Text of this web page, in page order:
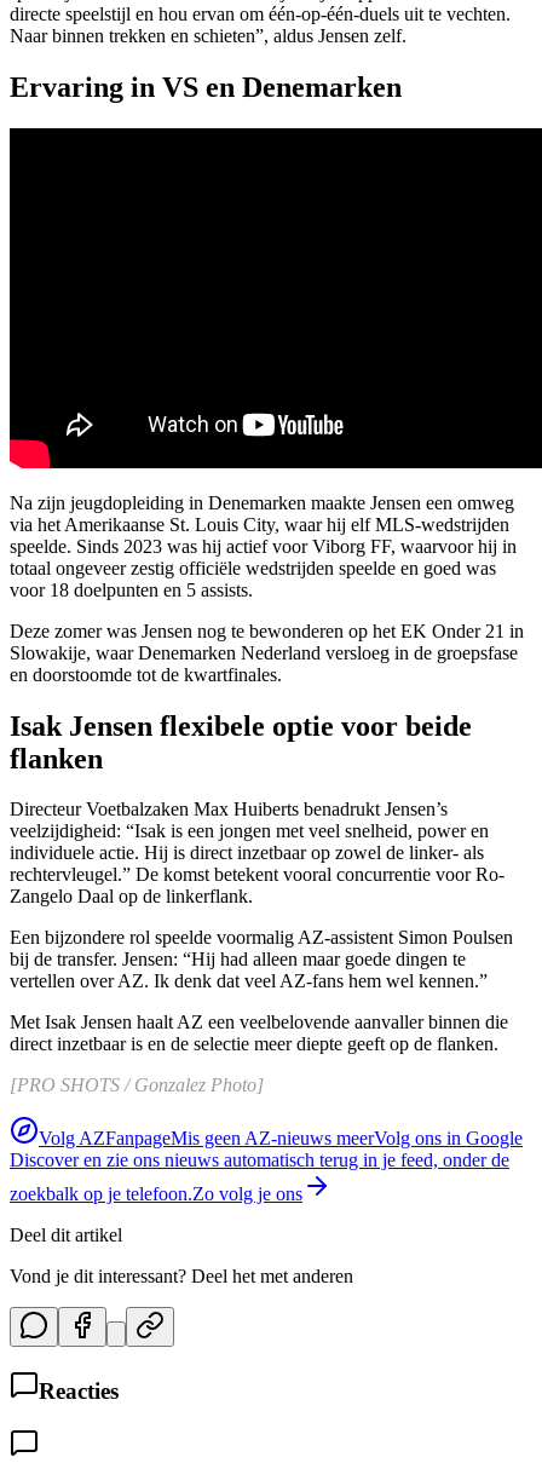
directe speelstijl en hou ervan om één-op-één-duels uit te vechten.
Naar binnen trekken en schieten”, aldus Jensen zelf.
Ervaring in VS en Denemarken
Na zijn jeugdopleiding in Denemarken maakte Jensen een omweg
via het Amerikaanse St. Louis City, waar hij elf MLS-wedstrijden
speelde. Sinds 2023 was hij actief voor Viborg FF, waarvoor hij in
totaal ongeveer zestig officiële wedstrijden speelde en goed was
voor 18 doelpunten en 5 assists.
Deze zomer was Jensen nog te bewonderen op het EK Onder 21 in
Slowakije, waar Denemarken Nederland versloeg in de groepsfase
en doorstoomde tot de kwartfinales.
Isak Jensen flexibele optie voor beide
flanken
Directeur Voetbalzaken Max Huiberts benadrukt Jensen’s
veelzijdigheid: “Isak is een jongen met veel snelheid, power en
individuele actie. Hij is direct inzetbaar op zowel de linker- als
rechtervleugel.” De komst betekent vooral concurrentie voor Ro-
Zangelo Daal op de linkerflank.
Een bijzondere rol speelde voormalig AZ-assistent Simon Poulsen
bij de transfer. Jensen: “Hij had alleen maar goede dingen te
vertellen over AZ. Ik denk dat veel AZ-fans hem wel kennen.”
Met Isak Jensen haalt AZ een veelbelovende aanvaller binnen die
direct inzetbaar is en de selectie meer diepte geeft op de flanken.
[PRO SHOTS / Gonzalez Photo]
Volg AZFanpageMis geen AZ-nieuws meerVolg ons in Google
Discover en zie ons nieuws automatisch terug in je feed, onder de
zoekbalk op je telefoon.Zo volg je ons
Deel dit artikel
Vond je dit interessant? Deel het met anderen
Reacties